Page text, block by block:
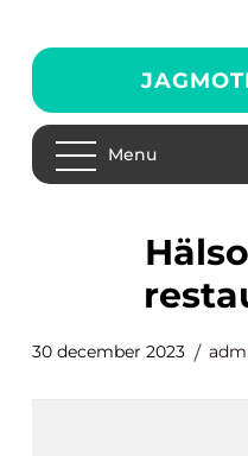
Menu
hälsosamma
30 december 2023